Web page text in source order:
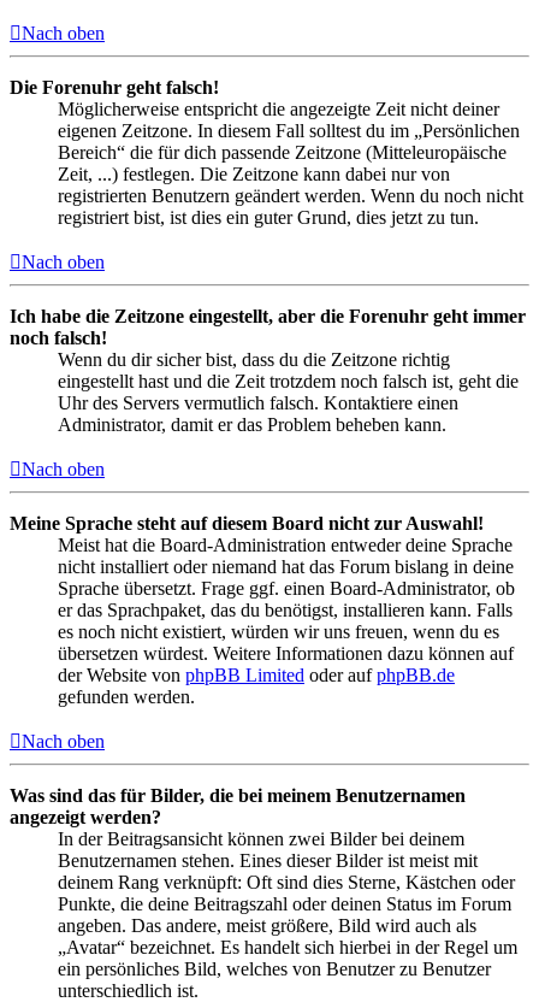
Nach oben
Die Forenuhr geht falsch!
Möglicherweise entspricht die angezeigte Zeit nicht deiner
eigenen Zeitzone. In diesem Fall solltest du im „Persönlichen
Bereich“ die für dich passende Zeitzone (Mitteleuropäische
Zeit, ...) festlegen. Die Zeitzone kann dabei nur von
registrierten Benutzern geändert werden. Wenn du noch nicht
registriert bist, ist dies ein guter Grund, dies jetzt zu tun.
Nach oben
Ich habe die Zeitzone eingestellt, aber die Forenuhr geht immer
noch falsch!
Wenn du dir sicher bist, dass du die Zeitzone richtig
eingestellt hast und die Zeit trotzdem noch falsch ist, geht die
Uhr des Servers vermutlich falsch. Kontaktiere einen
Administrator, damit er das Problem beheben kann.
Nach oben
Meine Sprache steht auf diesem Board nicht zur Auswahl!
Meist hat die Board-Administration entweder deine Sprache
nicht installiert oder niemand hat das Forum bislang in deine
Sprache übersetzt. Frage ggf. einen Board-Administrator, ob
er das Sprachpaket, das du benötigst, installieren kann. Falls
es noch nicht existiert, würden wir uns freuen, wenn du es
übersetzen würdest. Weitere Informationen dazu können auf
der Website von phpBB Limited oder aufphpBB.de
gefunden werden.
Nach oben
Was sind das für Bilder, die bei meinem Benutzernamen
angezeigt werden?
In der Beitragsansicht können zwei Bilder bei deinem
Benutzernamen stehen. Eines dieser Bilder ist meist mit
deinem Rang verknüpft: Oft sind dies Sterne, Kästchen oder
Punkte, die deine Beitragszahl oder deinen Status im Forum
angeben. Das andere, meist größere, Bild wird auch als
„Avatar“ bezeichnet. Es handelt sich hierbei in der Regel um
ein persönliches Bild, welches von Benutzer zu Benutzer
unterschiedlich ist.